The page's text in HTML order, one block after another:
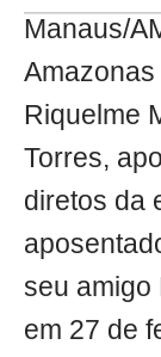
Manaus/
Riquelme
Torres,
diretos da
seu amigo
em 27 de